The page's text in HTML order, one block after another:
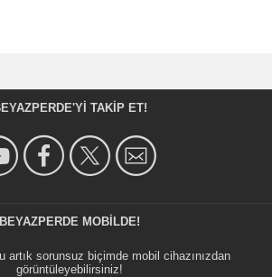
TAKIP ET!
BEYAZPERDE MOBILDE!
artık sorunsuz biçimde mobil cihazınızdan
görüntüleyebilirsiniz!